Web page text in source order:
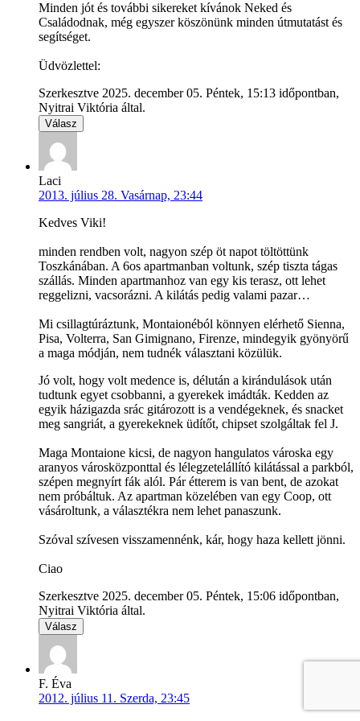
Minden jót és további sikereket kívánok Neked és
Családodnak, még egyszer köszönünk minden útmutatást és
segítséget.
Üdvözlettel:
Szerkesztve 2025. december 05. Péntek, 15:13 időpontban,
Nyitrai Viktória által.
Válasz
Laci
2013. július 28. Vasárnap, 23:44
Kedves Viki!
minden rendben volt, nagyon szép öt napot töltöttünk
Toszkánában. A 6os apartmanban voltunk, szép tiszta tágas
szállás. Minden apartmanhoz van egy kis terasz, ott lehet
reggelizni, vacsorázni. A kilátás pedig valami pazar…
Mi csillagtúráztunk, Montaionéból könnyen elérhető Sienna,
Pisa, Volterra, San Gimignano, Firenze, mindegyik gyönyörű
a maga módján, nem tudnék választani közülük.
Jó volt, hogy volt medence is, délután a kirándulások után
tudtunk egyet csobbanni, a gyerekek imádták. Kedden az
egyik házigazda srác gitározott is a vendégeknek, és snacket
meg sangriát, a gyerekeknek üdítőt, chipset szolgáltak fel J.
Maga Montaione kicsi, de nagyon hangulatos városka egy
aranyos városközponttal és lélegzetelállító kilátással a parkból,
szépen megnyírt fák alól. Pár étterem is van bent, de azokat
nem próbáltuk. Az apartman közelében van egy Coop, ott
vásároltunk, a választékra nem lehet panaszunk.
Szóval szívesen visszamennénk, kár, hogy haza kellett jönni.
Ciao
Szerkesztve 2025. december 05. Péntek, 15:06 időpontban,
Nyitrai Viktória által.
Válasz
F. Éva
2012. július 11. Szerda, 23:45